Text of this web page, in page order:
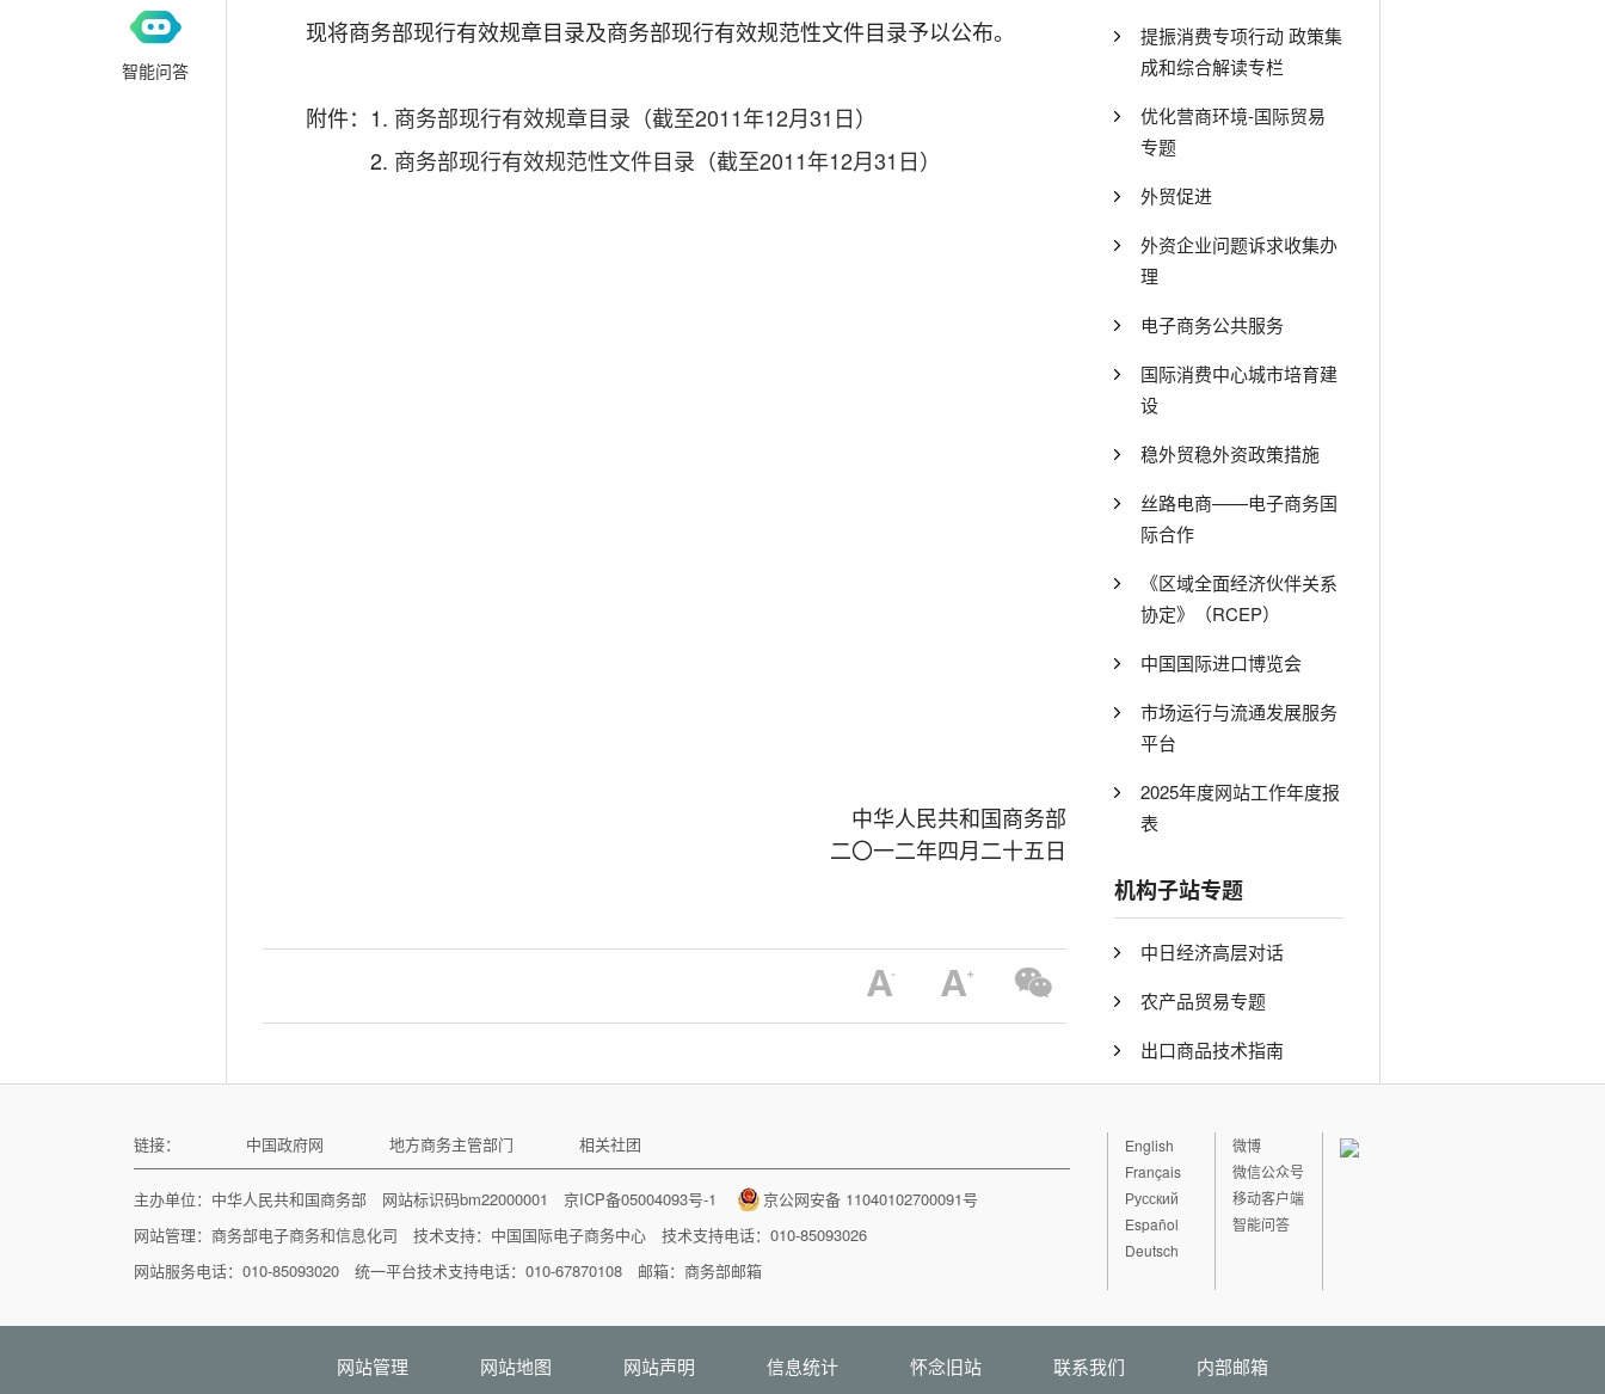
现将商务部现行有效规章目录及商务部现行有效规范性文件目录予以公布。
附件：1. 商务部现行有效规章目录（截至2011年12月31日）
2. 商务部现行有效规范性文件目录（截至2011年12月31日）
中华人民共和国商务部
二〇一二年四月二十五日
提振消费专项行动 政策集
成和综合解读专栏
优化营商环境-国际贸易
专题
外贸促进
外资企业问题诉求收集办
理
电子商务公共服务
国际消费中心城市培育建
设
稳外贸稳外资政策措施
丝路电商——电子商务国
际合作
《区域全面经济伙伴关系
协定》（RCEP）
中国国际进口博览会
市场运行与流通发展服务
平台
2025年度网站工作年度报
表
机构子站专题
中日经济高层对话
农产品贸易专题
出口商品技术指南
智能问答
链接： 中国政府网 地方商务主管部门 相关社团
主办单位：中华人民共和国商务部 网站标识码bm22000001京ICP备05004093号-1
京公网安备 11040102700091号
网站管理：商务部电子商务和信息化司 技术支持： 中国国际电子商务中心 技术支持电话：010-85093026
网站服务电话：010-85093020 统一平台技术支持电话：010-67870108 邮箱：商务部邮箱
English
Français
Русский
Español
Deutsch
微博
微信公众号
移动客户端
智能问答
网站管理 网站地图 网站声明 信息统计 怀念旧站 联系我们 内部邮箱